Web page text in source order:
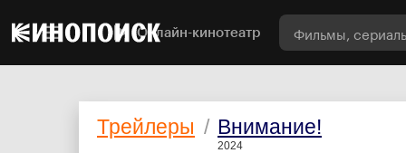
Онлайн-кинотеатр
Трейлеры / Внимание!
2024